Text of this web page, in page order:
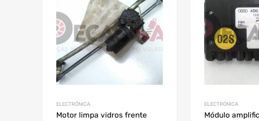
ELECTRÓNICA
Motor limpa vidros frente
ELECTRÓNICA
Módulo